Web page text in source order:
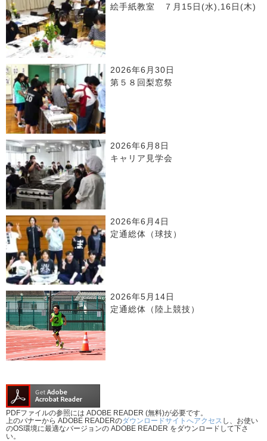
絵手紙教室 ７月15日(水),16日(木)
2026年6月30日
第５８回梨窓祭
2026年6月8日
キャリア見学会
2026年6月4日
定通総体（球技）
2026年5月14日
定通総体（陸上競技）
PDFファイルの参照には ADOBE READER (無料)が必要です。
上のバナーから ADOBE READERのダウンロードサイトへアクセス し、お使い
のOS環境に最適なバージョンの ADOBE READER をダウンロードして下さ
い。